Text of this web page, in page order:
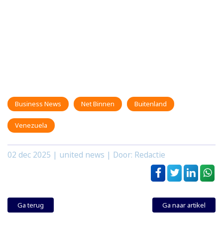
Business News Net Binnen Buitenland
Venezuela
02 dec 2025 | united news | Door: Redactie
Ga terug Ga naar artikel